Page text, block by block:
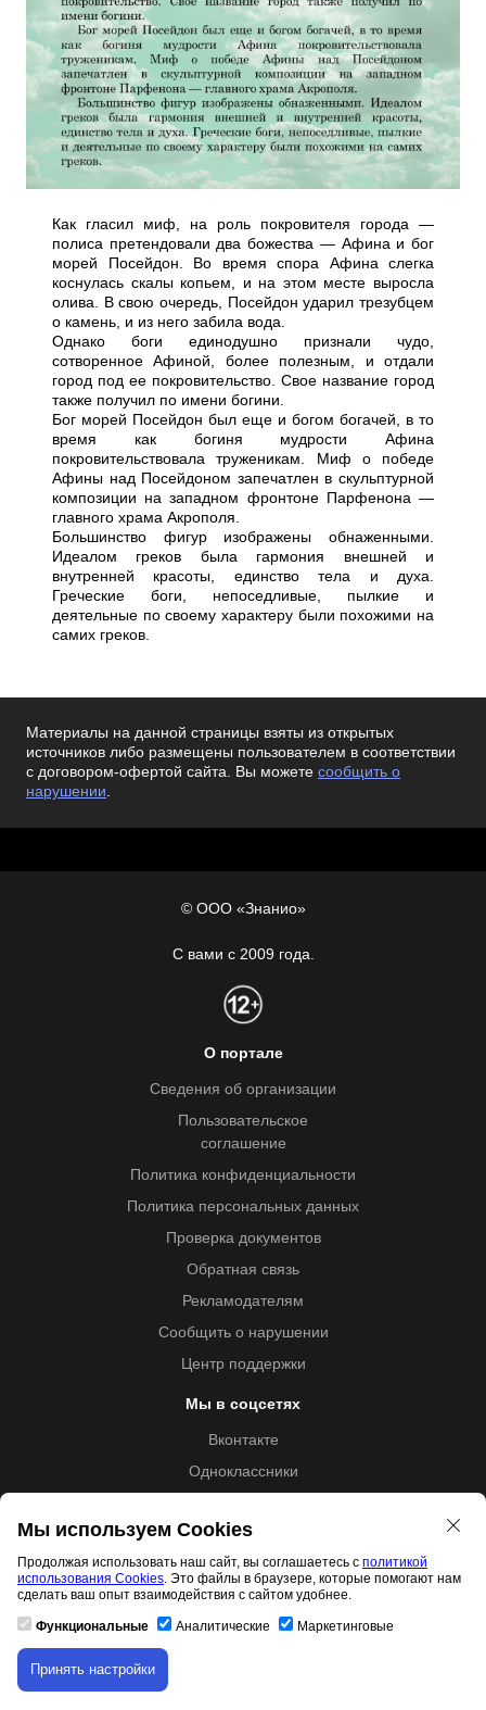
Как гласил миф, на роль покровителя города —
полиса претендовали два божества — Афина и бог
морей Посейдон. Во время спора Афина слегка
коснулась скалы копьем, и на этом месте выросла
олива. В свою очередь, Посейдон ударил трезубцем
о камень, и из него забила вода.
Однако боги единодушно признали чудо,
сотворенное Афиной, более полезным, и отдали
город под ее покровительство. Свое название город
также получил по имени богини.
Бог морей Посейдон был еще и богом богачей, в то
время как богиня мудрости Афина
покровительствовала труженикам. Миф о победе
Афины над Посейдоном запечатлен в скульптурной
композиции на западном фронтоне Парфенона —
главного храма Акрополя.
Большинство фигур изображены обнаженными.
Идеалом греков была гармония внешней и
внутренней красоты, единство тела и духа.
Греческие боги, непоседливые, пылкие и
деятельные по своему характеру были похожими на
самих греков.
Материалы на данной страницы взяты из открытых
источников либо размещены пользователем в соответствии
с договором-офертой сайта. Вы можете сообщить о
нарушении.
Скачивание материала доступно только для
авторизованных пользователей.
© ООО «Знанио»
С вами с 2009 года.
О портале
Сведения об организации
Пользовательское
соглашение
Политика конфиденциальности
Политика персональных данных
Проверка документов
Обратная связь
Рекламодателям
Сообщить о нарушении
Центр поддержки
Мы в соцсетях
Вконтакте
Одноклассники
Образовательная лицензия №5257 от 09.09.2020 (Л035-
01253-67/00192487)
Свидетельство правообладателя товарного знака 11.01.2017
Мы используем Cookies
Продолжая использовать наш сайт, вы соглашаетесь с политикой
использования Cookies. Это файлы в браузере, которые помогают нам
сделать ваш опыт взаимодействия с сайтом удобнее.
Функциональные Аналитические Маркетинговые
Принять настройки